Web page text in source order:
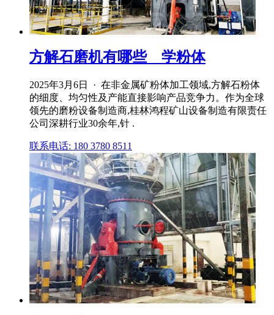
方解石磨机有哪些 _ 学粉体
2025年3月6日 · 在非金属矿粉体加工领域,方解石粉体
的细度、均匀性及产能直接影响产品竞争力。作为全球
领先的磨粉设备制造商,桂林鸿程矿山设备制造有限责任
公司深耕行业30余年,针 .
联系电话: 180 3780 8511